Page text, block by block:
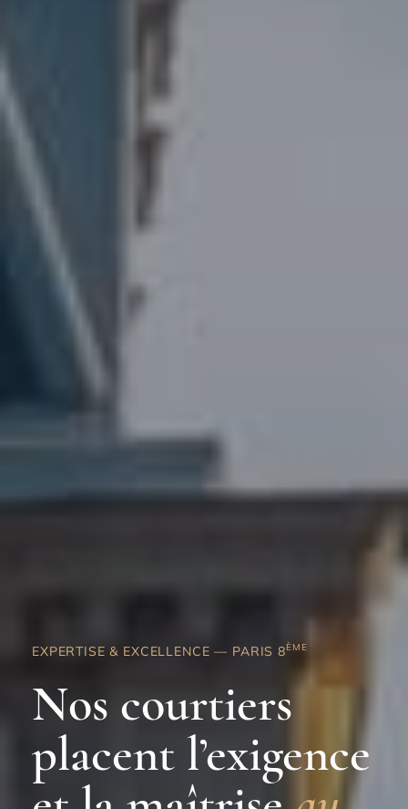
EXPERTISE & EXCELLENCE — PARIS 8ÈME
Nos courtiers
placent l’exigence